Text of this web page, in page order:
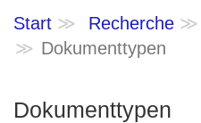
Start Recherche
Dokumenttypen
Dokumenttypen